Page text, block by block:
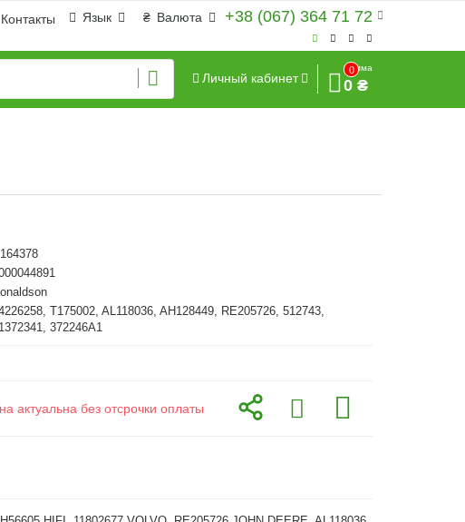
+38 (067) 364 71 72
₴ Валюта
Язык
Контакты
Личный кабинет
0
Сумма
0 ₴
T175002, AL118036, AH128449, RE205726, 512743,
372246A1
актуальна без отсрочки оплаты